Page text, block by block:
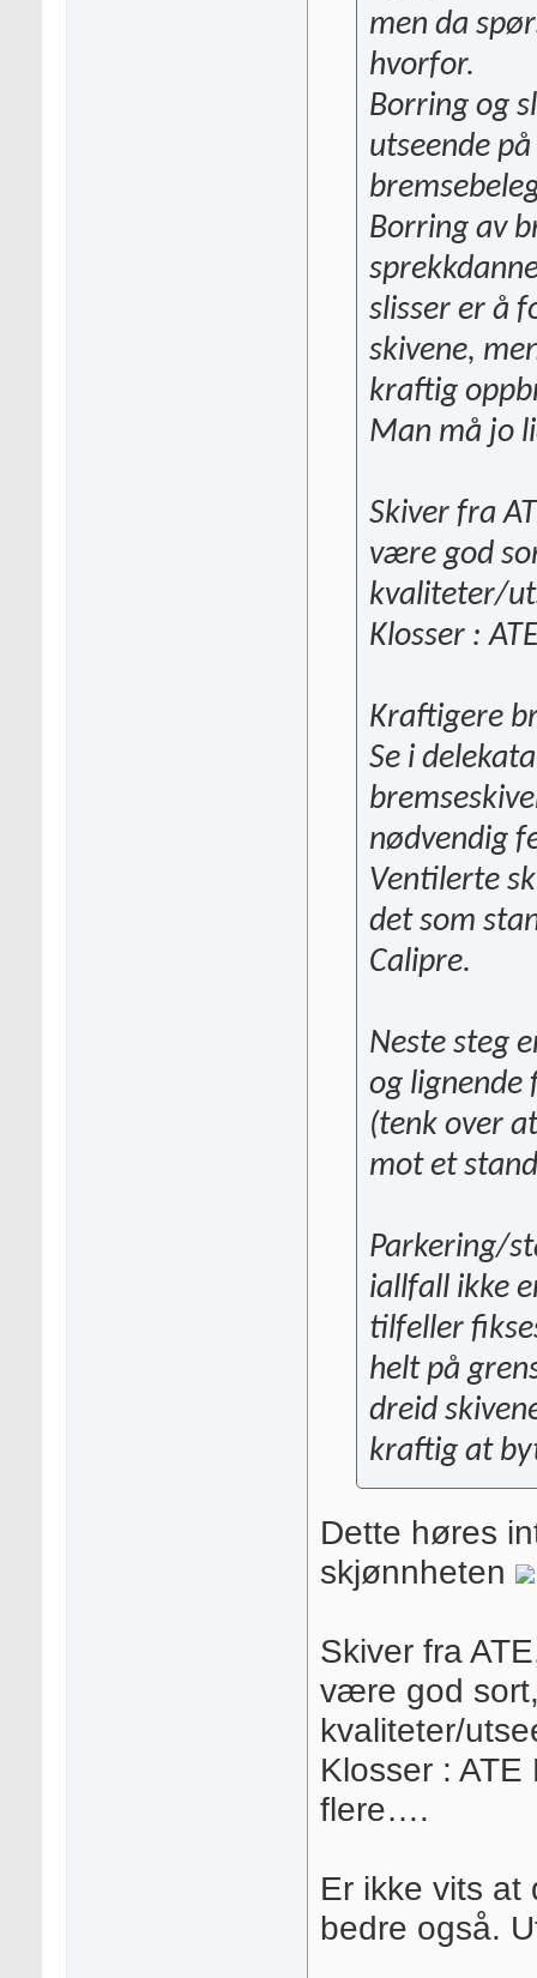
men da
hvorfor.
Borring og
utseende
Borring av
slisser er å
skivene,
kraftig
Man må jo
Skiver fra
være god
kvaliteter/
Klosser :
Kraftigere
Se i
nødvendig
Ventilerte
det som
Calipre.
Neste steg
og lignende
(tenk over
mot et
Parkering/
iallfall ikke
tilfeller
helt på
dreid
kraftig at
Dette høres
skjønnheten
Skiver fra
være god
kvaliteter/
Klosser :
flere….
Er ikke vits at
bedre også.